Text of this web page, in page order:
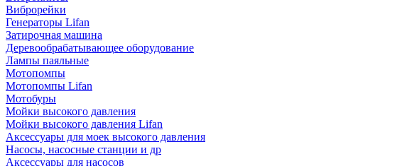
Виброрейки
Генераторы Lifan
Затирочная машина
Деревообрабатывающее оборудование
Лампы паяльные
Мотопомпы
Мотопомпы Lifan
Мотобуры
Мойки высокого давления
Мойки высокого давления Lifan
Аксессуары для моек высокого давления
Насосы, насосные станции и др
Аксессуары для насосов